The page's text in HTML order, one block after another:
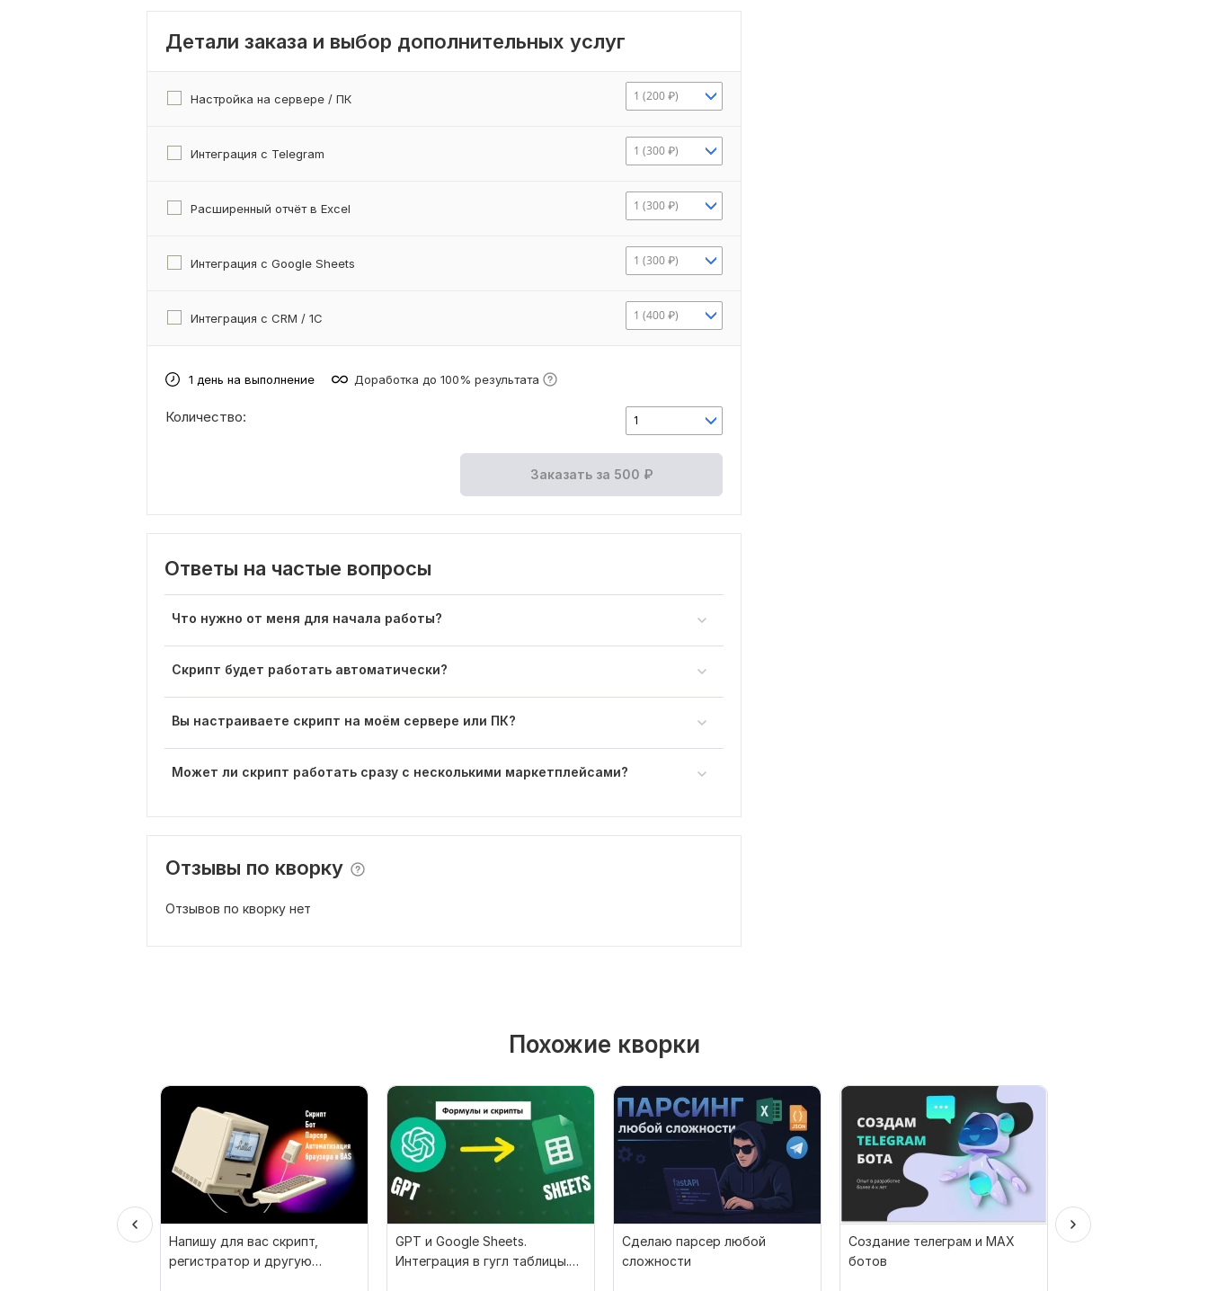
Детали заказа и выбор дополнительных услуг
Настройка на сервере / ПК 1 (200 ₽)
Интеграция с Telegram 1 (300 ₽)
Расширенный отчёт в Excel 1 (300 ₽)
Интеграция с Google Sheets 1 (300 ₽)
Интеграция с CRM / 1С 1 (400 ₽)
1 день на выполнение Доработка до 100% результата
1
Количество:
Заказать за 500 ₽
Ответы на частые вопросы
Что нужно от меня для начала работы?
Скрипт будет работать автоматически?
Вы настраиваете скрипт на моём сервере или ПК?
Может ли скрипт работать сразу с несколькими маркетплейсами?
Отзывы по кворку
Отзывов по кворку нет
Похожие кворки
Напишу для вас скрипт,
регистратор и другую
GPT и Google Sheets.
Интеграция в гугл таблицы.
Сделаю парсер любой
сложности
Создание телеграм и MAX
ботов
Бот рассылка без